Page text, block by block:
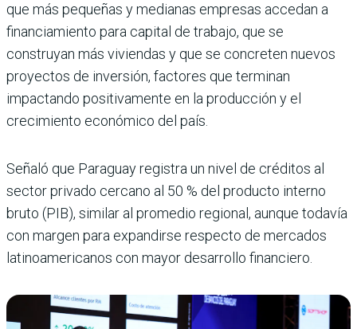
que más pequeñas y medianas empresas accedan a
financiamiento para capital de trabajo, que se
construyan más viviendas y que se concreten nuevos
proyectos de inversión, factores que terminan
impactando positivamente en la producción y el
crecimiento económico del país.
Señaló que Paraguay registra un nivel de créditos al
sector privado cercano al 50 % del producto interno
bruto (PIB), similar al promedio regional, aunque todavía
con margen para expandirse respecto de mercados
latinoamericanos con mayor desarrollo financiero.